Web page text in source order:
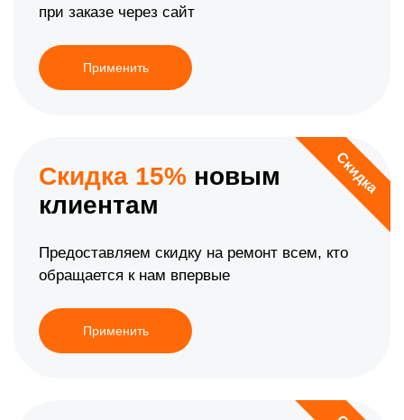
при заказе через сайт
Применить
Скидка
Скидка 15% новым
клиентам
Предоставляем скидку на ремонт всем, кто
обращается к нам впервые
Применить